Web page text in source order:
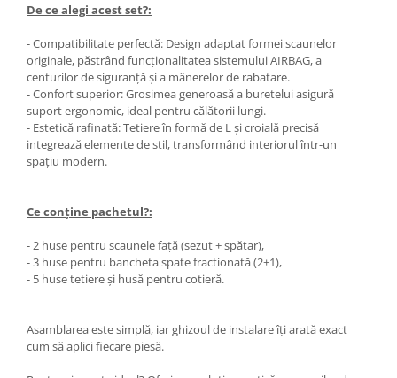
De ce alegi acest set?:
- Compatibilitate perfectă: Design adaptat formei scaunelor
originale, păstrând funcționalitatea sistemului AIRBAG, a
centurilor de siguranță și a mânerelor de rabatare.
- Confort superior: Grosimea generoasă a buretelui asigură
suport ergonomic, ideal pentru călătorii lungi.
- Estetică rafinată: Tetiere în formă de L și croială precisă
integrează elemente de stil, transformând interiorul într-un
spațiu modern.
Ce conține pachetul?:
- 2 huse pentru scaunele față (sezut + spătar),
- 3 huse pentru bancheta spate fractionată (2+1),
- 5 huse tetiere și husă pentru cotieră.
Asamblarea este simplă, iar ghizoul de instalare îți arată exact
cum să aplici fiecare piesă.